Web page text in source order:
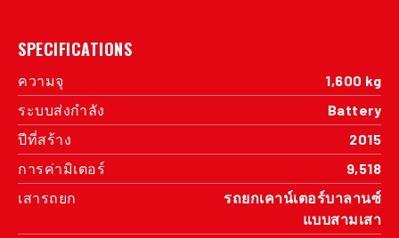
SPECIFICATIONS
ความจุ
1,600 kg
ระบบส่งกำลัง
Battery
ปีที่สร้าง
2015
การค่ามิเตอร์
9,518
เสารถยก
รถยกเคาน์เตอร์บาลานซ์
แบบสามเสา